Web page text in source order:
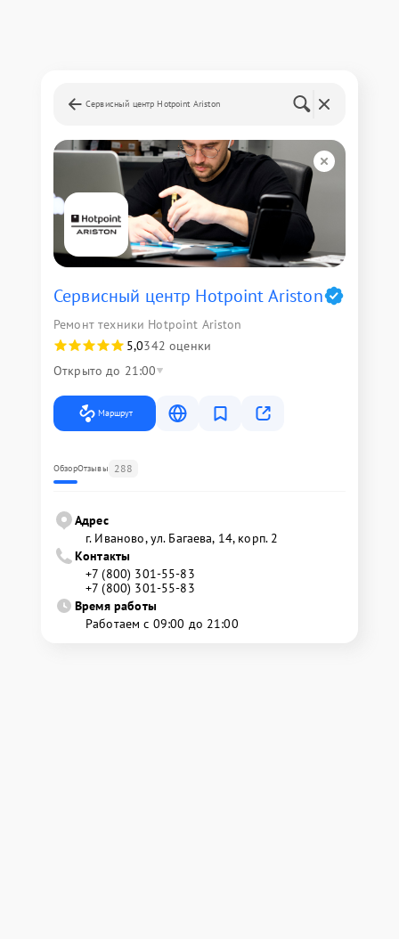
Сервисный центр Hotpoint Ariston
Сервисный центр Hotpoint Ariston
Ремонт техники Hotpoint Ariston
5,0342 оценки
Открыто до 21:00
Маршрут
ОбзорОтзывы 288
Адрес
г. Иваново, ул. Багаева, 14, корп. 2
Контакты
+7 (800) 301-55-83
+7 (800) 301-55-83
Время работы
Работаем с 09:00 до 21:00